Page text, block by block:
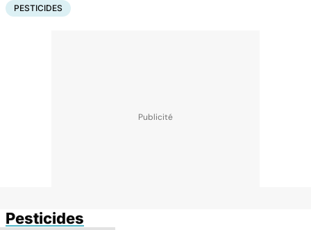
PESTICIDES
Pesticides